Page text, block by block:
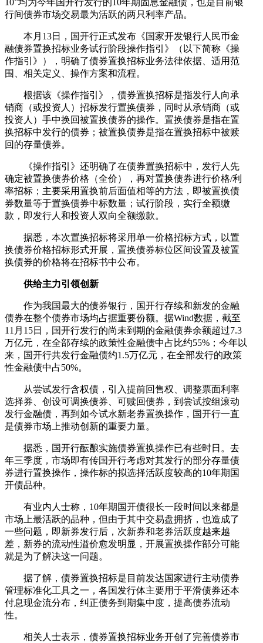
行间债券市场交易最为活跃的两只利率产品。
本月13日，国开行正式发布《国家开发银行人民币金
融债券置换招标业务试行阶段操作指引》（以下简称《操
作指引》），明确了债券置换招标业务法律依据、适用范
围、相关定义、操作方案和流程。
根据该《操作指引》，债券置换招标是指发行人向承
销商（或投资人）招标发行置换债券，同时从承销商（或
投资人）手中换回被置换债券的操作。置换债券是指在置
换招标中发行的债券；被置换债券是指在置换招标中被赎
回的存量债券。
《操作指引》还明确了在债券置换招标中，发行人先
确定被置换债券价格（全价），再对置换债券进行价格/利
率招标；主要采用置换前后面值相等的方法，即被置换债
券数量等于置换债券中标数量；试行阶段，实行全额缴
款，即发行人和投资人双向全额缴款。
据悉，本次置换招标将采用单一价格招标方式，以置
换债券价格招标形式开展，置换债券标位区间设置及被置
换债券的价格将在招标书中公布。
供给主力引领创新
作为我国最大的债券银行，国开行存续和新发的金融
债券在整个债券市场均占据重要份额。据Wind数据，截至
11月15日，国开行发行的尚未到期的金融债券余额超过7.3
万亿元，在全部存续的政策性金融债中占比约55%；今年以
来，国开行共发行金融债约1.5万亿元，在全部发行的政策
性金融债中占50%。
从尝试发行含权债，引入提前回售权、调整票面利率
选择券、创设可调换债券、可赎回债券，到尝试按组滚动
发行金融债，再到如今试水新老券置换操作，国开行一直
是债券市场上推动创新的重要力量。
据悉，国开行酝酿实施债券置换操作已有些时日。去
年三季度，市场即有传国开行考虑对其发行的部分存量债
券进行置换操作，操作标的拟选择活跃度较高的10年期国
开债品种。
有业内人士称，10年期国开债很长一段时间以来都是
市场上最活跃的品种，但由于其中交易盘拥挤，也造成了
一些问题，即新券发行后，次新券和老券活跃度越来越
差，新券的流动性溢价愈发明显，开展置换操作部分可能
就是为了解决这一问题。
据了解，债券置换招标是目前发达国家进行主动债券
管理标准化工具之一，各国发行体主要用于平滑债券还本
付息现金流分布，纠正债务到期集中度，提高债券流动
性。
相关人士表示，债券置换招标业务开创了完善债券市